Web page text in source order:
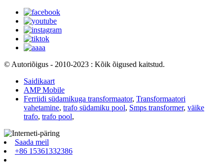
© Autoriõigus - 2010-2023 : Kõik õigused kaitstud.
Saidikaart
AMP Mobile
Ferriidi südamikuga transformaator, Transformaatori
vahetamine, trafo südamiku pool, Smps transformer, väike
trafo, trafo pool,
Saada meil
+86 15361332386